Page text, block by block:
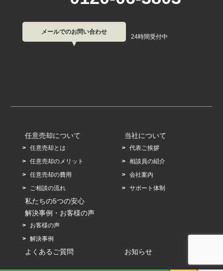
メールでのお問い合わせ
24時間受付中
任意売却について
任意売却とは
任意売却のメリット
任意売却の費用
ご相談の流れ
当社について
代表ご挨拶
相談員の紹介
会社案内
サポート体制
私たちの5つの安心
解決事例・お客様の声
お客様の声
解決事例
よくあるご質問 お知らせ